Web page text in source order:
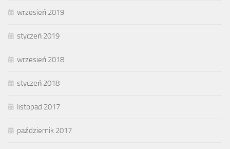
wrzesień 2019
styczeń 2019
wrzesień 2018
styczeń 2018
listopad 2017
październik 2017